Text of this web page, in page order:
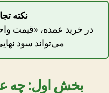
نکته
در خرید عمده، «قیمت
می‌تواند سود
بخش اول: چه